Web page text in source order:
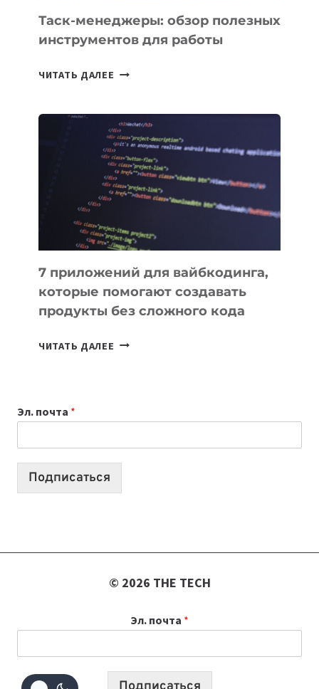
СЕГОДНЯ
Таск-менеджеры: обзор полезных
инструментов для работы
ЧИТАТЬ ДАЛЕЕ ТАСК-
ПОЛЕЗНЫХ
ИНСТРУМЕНТОВ
ДЛЯ
РАБОТЫ
7 приложений для вайбкодинга,
которые помогают создавать
продукты без сложного кода
ЧИТАТЬ ДАЛЕЕ 7
СОЗДАВАТЬ
ПРОДУКТЫ
Эл. почта *
Подписаться
© 2026 THE TECH
Эл. почта *